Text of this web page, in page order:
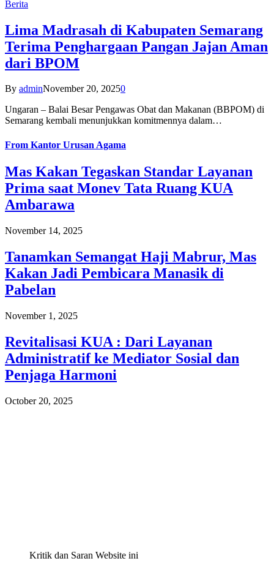
Berita
Lima Madrasah di Kabupaten Semarang
Terima Penghargaan Pangan Jajan Aman
dari BPOM
By adminNovember 20, 20250
Ungaran – Balai Besar Pengawas Obat dan Makanan (BBPOM) di
Semarang kembali menunjukkan komitmennya dalam…
From Kantor Urusan Agama
Mas Kakan Tegaskan Standar Layanan
Prima saat Monev Tata Ruang KUA
Ambarawa
November 14, 2025
Tanamkan Semangat Haji Mabrur, Mas
Kakan Jadi Pembicara Manasik di
Pabelan
November 1, 2025
Revitalisasi KUA : Dari Layanan
Administratif ke Mediator Sosial dan
Penjaga Harmoni
October 20, 2025
Kritik dan Saran Website ini